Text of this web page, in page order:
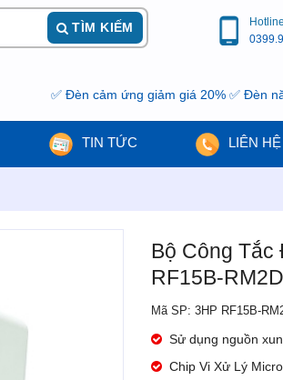
TÌM KIẾM
✅ Đèn cảm ứng giảm giá 20% ✅ Đèn năng
TIN TỨC LIÊN HỆ
Bộ Công Tắc
RF15B-
Mã SP: 3HP RF15B-
Sử dụng nguồn
Chip Vi Xử Lý